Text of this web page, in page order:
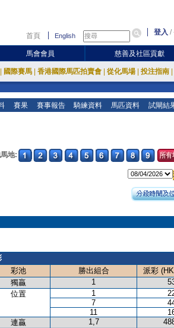
首頁 English 登入 /
馬會會員 慈善及社區貢獻
國際賽馬 香港國際馬匹拍賣會 從化馬場 投注指南
賽果 賽事報告 騎練資料 馬匹資料 試閘結
地:
彩池
勝出組合
派彩
獨贏
1
位置
1
7
11
連贏
1,7